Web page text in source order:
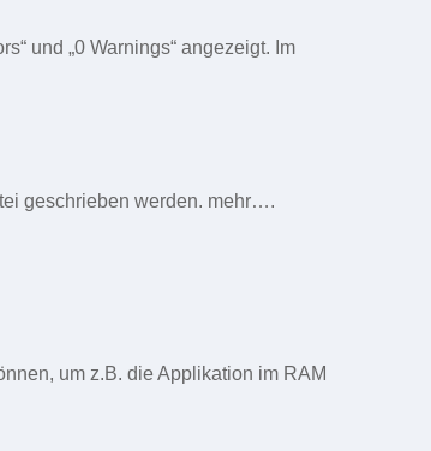
und „0 Warnings“ angezeigt. Im
geschrieben werden. mehr….
um z.B. die Applikation im RAM